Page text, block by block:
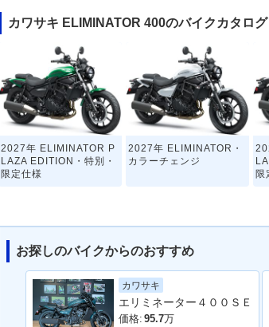
カワサキ ELIMINATOR 400のバイクカタログ
2027年 ELIMINATOR P
LAZA EDITION・特別・
限定仕様
2027年 ELIMINATOR・
カラーチェンジ
限
2025年 ELIMINATOR・
カラーチェンジ
2024年 ELIMINATOR・
新登場
お探しのバイクからのおすすめ
カワサキ
エリミネーター４００ＳＥ
価格: 95.7万